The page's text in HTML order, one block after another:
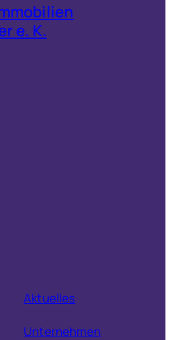
e. K.
Aktuelles
Unternehmen